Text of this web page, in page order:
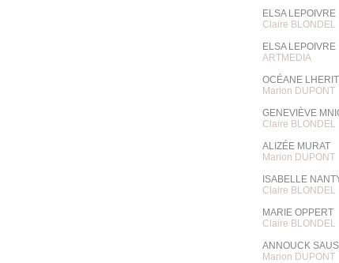
ELSA LEPOIVRE
Claire BLONDEL
ELSA LEPOIVRE
ARTMEDIA
OCÉANE
Marion DUPONT
GENEVIÈVE
Claire BLONDEL
ALIZÉE MURAT
Marion DUPONT
ISABELLE
Claire BLONDEL
MARIE OPPERT
Claire BLONDEL
ANNOUCK
Marion DUPONT